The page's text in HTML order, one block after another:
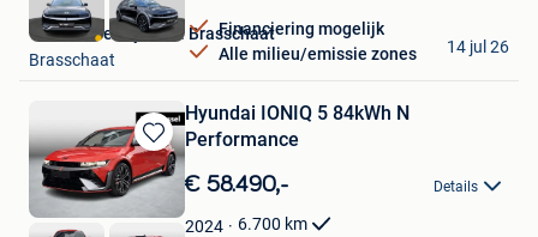
Financiering mogelijk
Alle milieu/emissie zones
Van Mossel Hyundai Brasschaat
Brasschaat
14 jul 26
Bewaren
in
Mijn
Favorieten
Hyundai IONIQ 5 84kWh N
Performance
€ 58.490,- Details
2024 6.700 km